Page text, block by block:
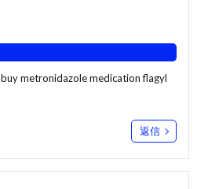
buy metronidazole medicationflagyl
返信